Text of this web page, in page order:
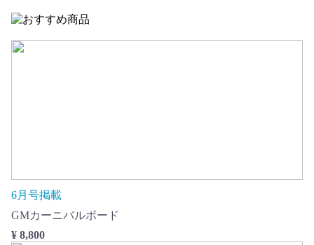
6月号掲載
GMカーニバルボード
¥ 8,800